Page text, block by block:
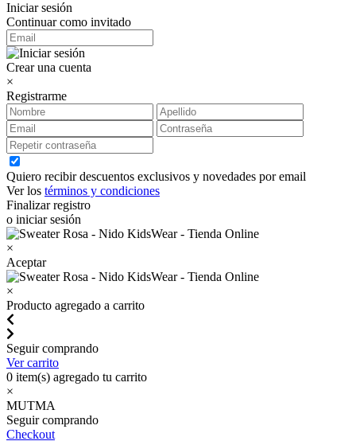
Iniciar sesión
Continuar como invitado
Crear una cuenta
×
Registrarme
Quiero recibir descuentos exclusivos y novedades por email
Ver los términos y condiciones
Finalizar registro
o iniciar sesión
×
Aceptar
×
Producto agregado a carrito
Seguir comprando
Ver carrito
0 item(s) agregado tu carrito
×
MUTMA
Seguir comprando
Checkout